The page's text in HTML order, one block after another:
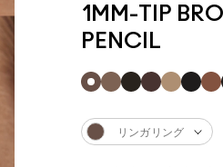
1MM-TIP
PENCIL
リンガリング